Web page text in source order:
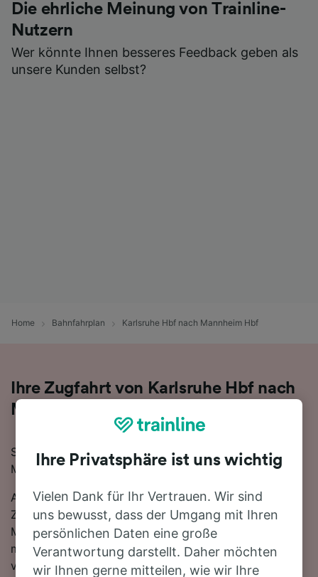
Die ehrliche Meinung von Trainline-
Nutzern
Wer könnte Ihnen besseres Feedback geben als
unsere Kunden selbst?
Home Bahnfahrplan Karlsruhe Hbf nach Mannheim Hbf
Ihre Zugfahrt von Karlsruhe Hbf nach
Mannheim Hbf
Sie planen eine Zugfahrt von Karlsruhe Hbf nach
Mannheim Hbf? Starten Sie jetzt Ihre Suche!
Auf der 54 km langen Strecke fahren in der Regel 52
Züge, die schnellste Reisezeit beträgt dabei 23
Minuten. Einfach zurücklehnen und stressfrei reisen -
mit den direkten Verbindungen, die auf dieser Route
verfügbar sind, ist kein Umstieg nötig. Sie können
Ihre Privatsphäre ist uns wichtig
Vielen Dank für Ihr Vertrauen. Wir sind
uns bewusst, dass der Umgang mit Ihren
persönlichen Daten eine große
Verantwortung darstellt. Daher möchten
wir Ihnen gerne mitteilen, wie wir Ihre